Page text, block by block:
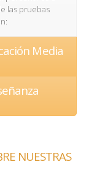
las pruebas
Media
NUESTRAS